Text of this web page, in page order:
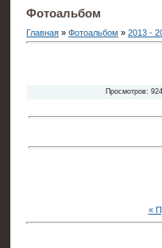
Фотоальбом
Главная » Фотоальбом » 2013 -
Просмотров:
«